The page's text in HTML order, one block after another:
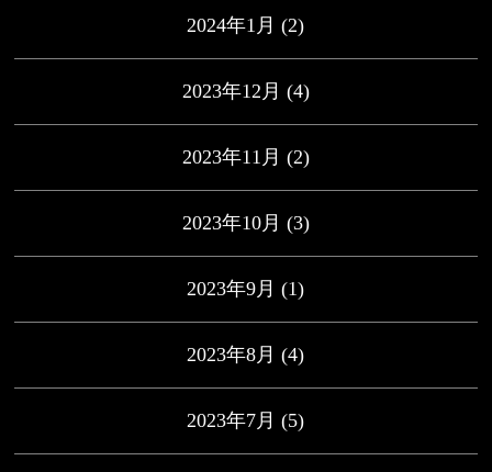
2024年1月 (2)
2023年12月 (4)
2023年11月 (2)
2023年10月 (3)
2023年9月 (1)
2023年8月 (4)
2023年7月 (5)